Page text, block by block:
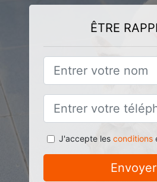
ÊTRE
J'accepte les conditions
Envoyer